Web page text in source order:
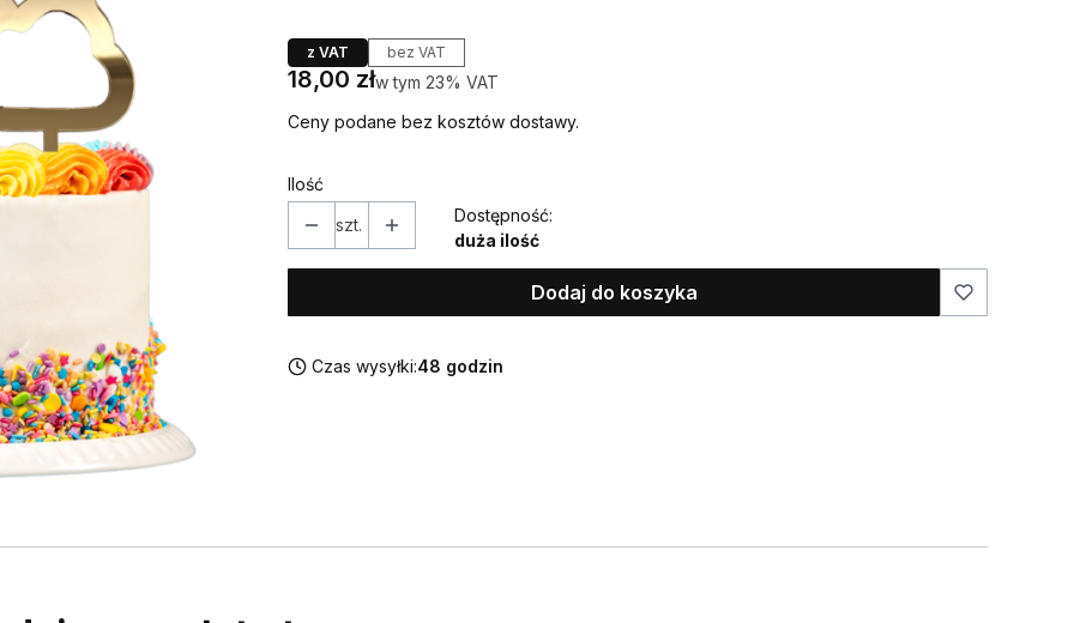
z VAT bez VAT
Cena
18,00 złw tym 23% VAT
w tym 23% VAT
Ceny podane bez kosztów dostawy.
Ilość
szt.
Dostępność:
duża ilość
Dodaj do koszyka
Czas wysyłki:48 godzin